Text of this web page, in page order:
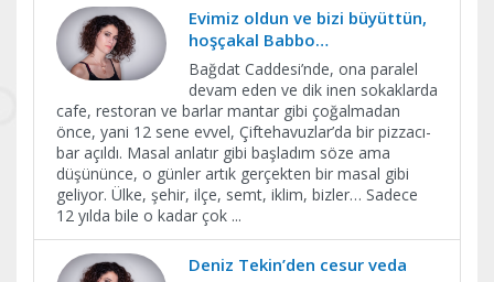
Evimiz oldun ve bizi büyüttün,
hoşçakal Babbo…
Bağdat Caddesi’nde, ona paralel
devam eden ve dik inen sokaklarda
cafe, restoran ve barlar mantar gibi çoğalmadan
önce, yani 12 sene evvel, Çiftehavuzlar’da bir pizzacı-
bar açıldı. Masal anlatır gibi başladım söze ama
düşününce, o günler artık gerçekten bir masal gibi
geliyor. Ülke, şehir, ilçe, semt, iklim, bizler… Sadece
12 yılda bile o kadar çok ...
Deniz Tekin’den cesur veda